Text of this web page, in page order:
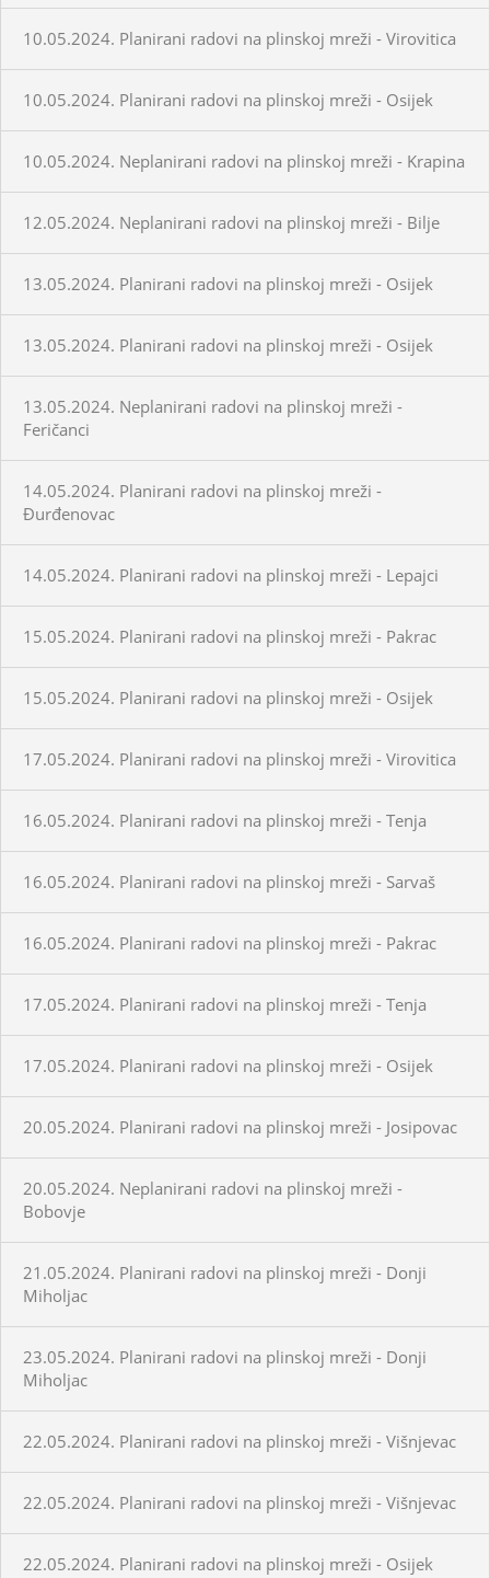
10.05.2024. Planirani radovi na plinskoj mreži - Virovitica
10.05.2024. Planirani radovi na plinskoj mreži - Osijek
10.05.2024. Neplanirani radovi na plinskoj mreži - Krapina
12.05.2024. Neplanirani radovi na plinskoj mreži - Bilje
13.05.2024. Planirani radovi na plinskoj mreži - Osijek
13.05.2024. Planirani radovi na plinskoj mreži - Osijek
13.05.2024. Neplanirani radovi na plinskoj mreži -
Feričanci
14.05.2024. Planirani radovi na plinskoj mreži -
Đurđenovac
14.05.2024. Planirani radovi na plinskoj mreži - Lepajci
15.05.2024. Planirani radovi na plinskoj mreži - Pakrac
15.05.2024. Planirani radovi na plinskoj mreži - Osijek
17.05.2024. Planirani radovi na plinskoj mreži - Virovitica
16.05.2024. Planirani radovi na plinskoj mreži - Tenja
16.05.2024. Planirani radovi na plinskoj mreži - Sarvaš
16.05.2024. Planirani radovi na plinskoj mreži - Pakrac
17.05.2024. Planirani radovi na plinskoj mreži - Tenja
17.05.2024. Planirani radovi na plinskoj mreži - Osijek
20.05.2024. Planirani radovi na plinskoj mreži - Josipovac
20.05.2024. Neplanirani radovi na plinskoj mreži -
Bobovje
21.05.2024. Planirani radovi na plinskoj mreži - Donji
Miholjac
23.05.2024. Planirani radovi na plinskoj mreži - Donji
Miholjac
22.05.2024. Planirani radovi na plinskoj mreži - Višnjevac
22.05.2024. Planirani radovi na plinskoj mreži - Višnjevac
22.05.2024. Planirani radovi na plinskoj mreži - Osijek